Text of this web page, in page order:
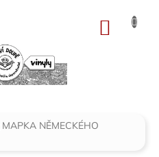
MAPKA NĚMECKÉHO